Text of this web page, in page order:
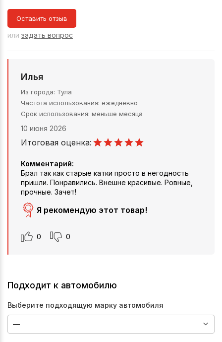
Оставить отзыв
или задать вопрос
Илья
Из города Тула
Частота использования ежедневно
Срок использования меньше месяца
10 июня 2026
Итоговая оценка:
Комментарий:
Брал так как старые катки просто в негодность
пришли. Понравились. Внешне красивые. Ровные,
прочные. Зачет!
Я рекомендую этот товар!
0 0
Подходит к автомобилю
Выберите подходящую марку автомобиля